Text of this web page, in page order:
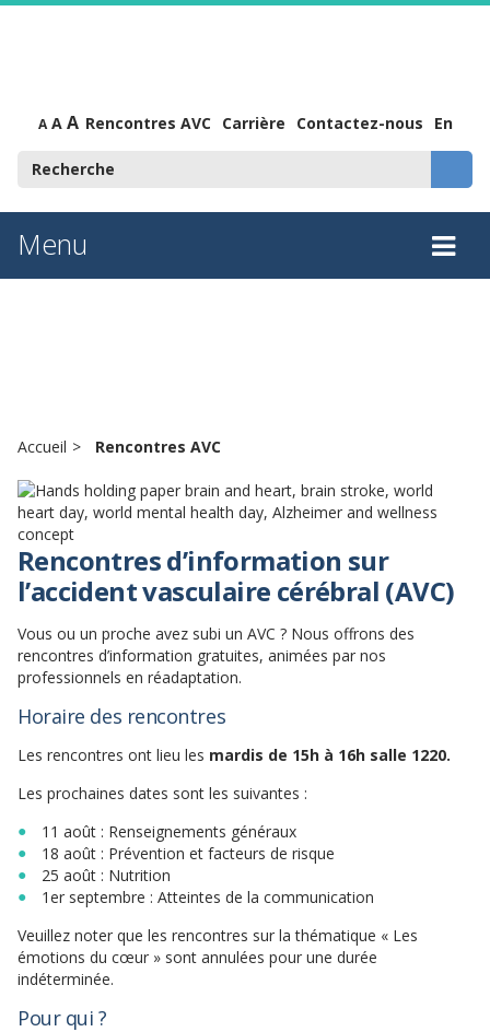
A A A Rencontres AVC Carrière Contactez-nous En
Menu
Accueil Rencontres AVC
Rencontres d’information sur
l’accident vasculaire cérébral (AVC)
Vous ou un proche avez subi un AVC ? Nous offrons des
rencontres d’information gratuites, animées par nos
professionnels en réadaptation.
Horaire des rencontres
Les rencontres ont lieu les mardis de 15h à 16h salle 1220.
Les prochaines dates sont les suivantes :
11 août : Renseignements généraux
18 août : Prévention et facteurs de risque
25 août : Nutrition
1er septembre : Atteintes de la communication
Veuillez noter que les rencontres sur la thématique « Les
émotions du cœur » sont annulées pour une durée
indéterminée.
Pour qui ?